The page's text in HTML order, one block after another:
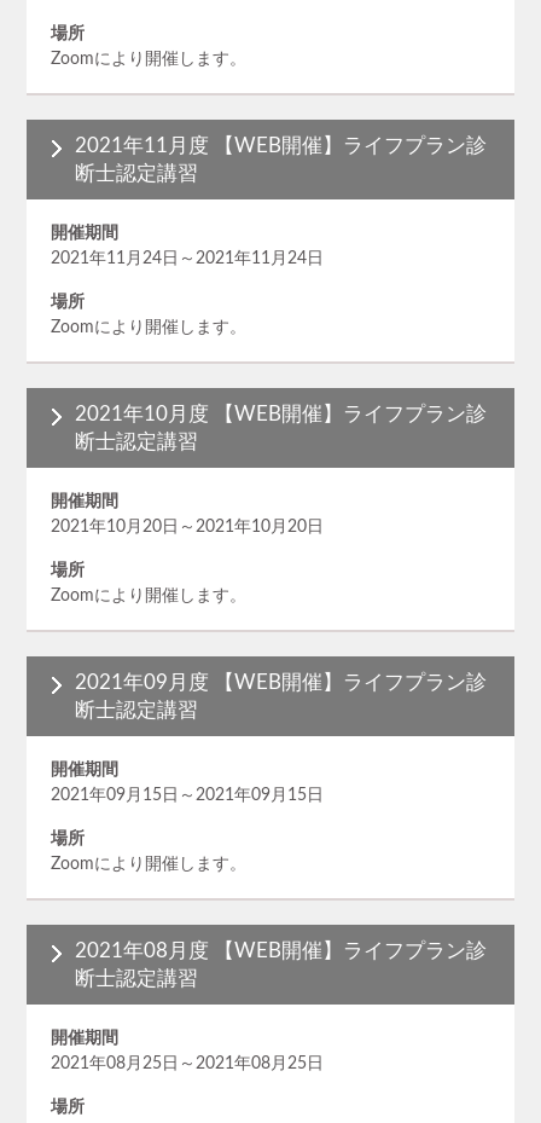
場所
Zoomにより開催します。
2021年11月度 【WEB開催】ライフプラン診
断士認定講習
開催期間
2021年11月24日～2021年11月24日
場所
Zoomにより開催します。
2021年10月度 【WEB開催】ライフプラン診
断士認定講習
開催期間
2021年10月20日～2021年10月20日
場所
Zoomにより開催します。
2021年09月度 【WEB開催】ライフプラン診
断士認定講習
開催期間
2021年09月15日～2021年09月15日
場所
Zoomにより開催します。
2021年08月度 【WEB開催】ライフプラン診
断士認定講習
開催期間
2021年08月25日～2021年08月25日
場所